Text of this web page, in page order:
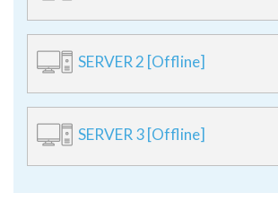
SERVER 2 [Offline]
SERVER 3 [Offline]